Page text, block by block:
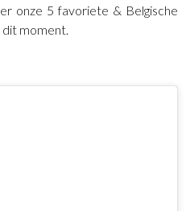
onze 5 favoriete & Belgische
moment.